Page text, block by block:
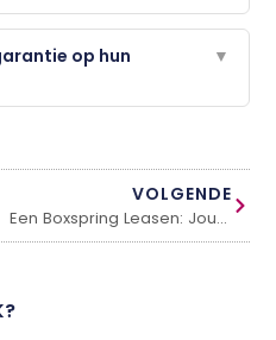
op hun
▼
VOLGENDE
Een Boxspring Leasen: Jouw Stap naar Duurzaam Comfort